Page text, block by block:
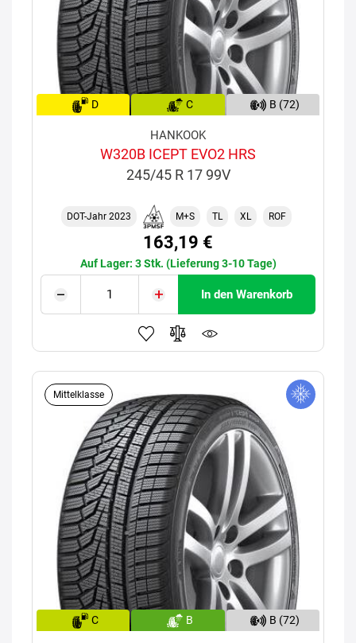
D C B (72)
HANKOOK
W320B ICEPT EVO2 HRS
245/45 R 17 99V
DOT-Jahr 2023 M+S TL XL ROF
163,19 €
Auf Lager: 3 Stk. (Lieferung 3-10 Tage)
In den Warenkorb
Mittelklasse
C B B (72)